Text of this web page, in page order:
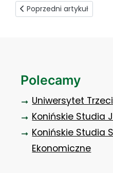
Poprzedni artykuł: Dieta
Poprzedni artykuł
Polecamy
Uniwersytet
Konińskie Studia
Konińskie Studia
Ekonomiczne